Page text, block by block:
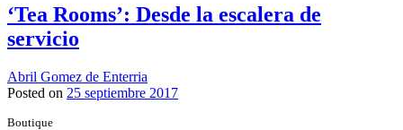
‘Tea Rooms’: Desde la escalera de
servicio
Abril Gomez de Enterria
Posted on 25 septiembre 2017
Boutique